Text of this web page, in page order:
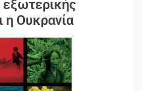
εξωτερικής
η Ουκρανία